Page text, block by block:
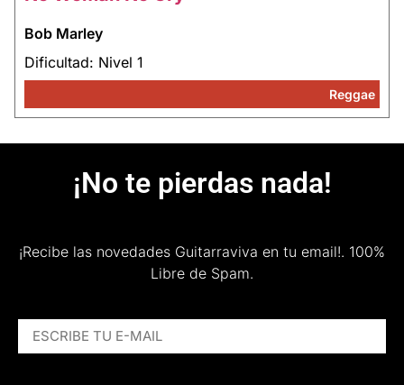
Bob Marley
Dificultad: Nivel 1
Reggae
¡No te pierdas nada!
¡Recibe las novedades Guitarraviva en tu email!. 100%
Libre de Spam.